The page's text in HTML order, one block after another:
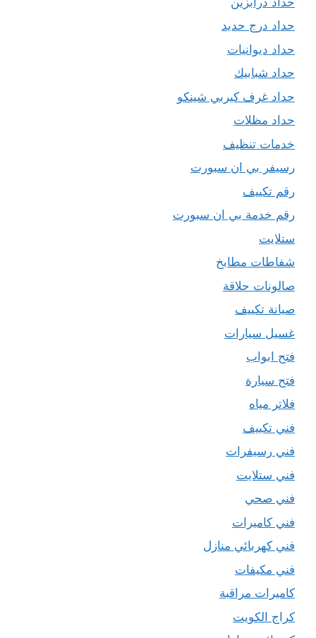
حداد درج حديد
حداد ديوانيات
حداد شبابيك
حداد غرف كيربي شينكو
حداد مظلات
خدمات تنظيف
رسيفر بي ان سبورت
رقم تكييف
رقم خدمة بي ان سبورت
ستلايت
شفاطات مطابخ
صالونات حلاقة
صيانة تكييف
غسيل سيارات
فتح ابواب
فتح سيارة
فلاتر مياه
فني تكييف
فني رسيفرات
فني ستلايت
فني صحي
فني كاميرات
فني كهربائي منازل
فني مكيفات
كاميرات مراقبة
كراج الكويت